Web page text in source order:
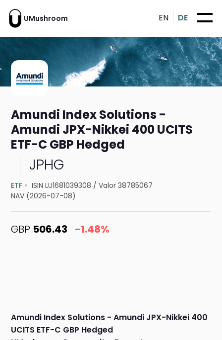
UMushroom EN DE
Amundi Index Solutions -
Amundi JPX-Nikkei 400 UCITS
ETF-C GBP Hedged
JPHG
ETF ISIN LU1681039308 /Valor 38785067
NAV (2026-07-08)
GBP 506.43 -1.48%
Amundi Index Solutions - Amundi JPX-Nikkei 400
UCITS ETF-C GBP Hedged